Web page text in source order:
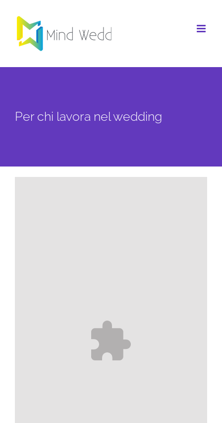
contenuto
Per chi lavora nel wedding